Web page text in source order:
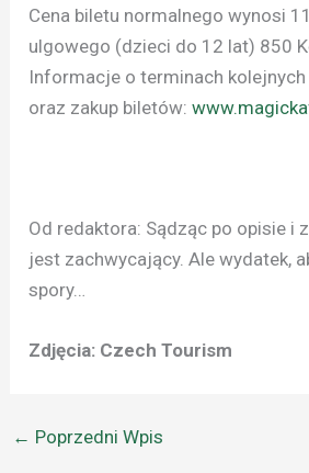
Cena biletu normalnego wynosi
ulgowego (dzieci do 12 lat) 850
Informacje o terminach
oraz zakup biletów:
Od redaktora: Sądząc po opisie i
jest zachwycający. Ale wydatek,
spory…
Zdjęcia: Czech Tourism
← Poprzedni Wpis